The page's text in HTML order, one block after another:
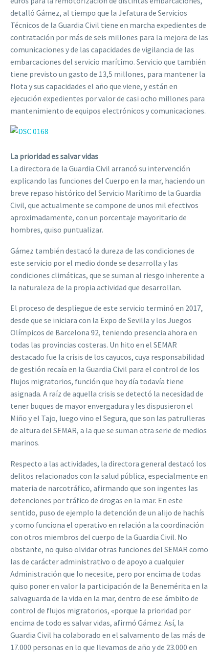
detalló Gámez, al tiempo que la Jefatura de Servicios
Técnicos de la Guardia Civil tiene en marcha expedientes de
contratación por más de seis millones para la mejora de las
comunicaciones y de las capacidades de vigilancia de las
embarcaciones del servicio marítimo. Servicio que también
tiene previsto un gasto de 13,5 millones, para mantener la
flota y sus capacidades el año que viene, y están en
ejecución expedientes por valor de casi ocho millones para
mantenimiento de equipos electrónicos y comunicaciones.
La prioridad es salvar vidas
La directora de la Guardia Civil arrancó su intervención
explicando las funciones del Cuerpo en la mar, haciendo un
breve repaso histórico del Servicio Marítimo de la Guardia
Civil, que actualmente se compone de unos mil efectivos
aproximadamente, con un porcentaje mayoritario de
hombres, quiso puntualizar.
Gámez también destacó la dureza de las condiciones de
este servicio por el medio donde se desarrolla y las
condiciones climáticas, que se suman al riesgo inherente a
la naturaleza de la propia actividad que desarrollan.
El proceso de despliegue de este servicio terminó en 2017,
desde que se iniciara con la Expo de Sevilla y los Juegos
Olímpicos de Barcelona 92, teniendo presencia ahora en
todas las provincias costeras. Un hito en el SEMAR
destacado fue la crisis de los cayucos, cuya responsabilidad
de gestión recaía en la Guardia Civil para el control de los
flujos migratorios, función que hoy día todavía tiene
asignada. A raíz de aquella crisis se detectó la necesidad de
tener buques de mayor envergadura y les dispusieron el
Miño y el Tajo, luego vino el Segura, que son las patrulleras
de altura del SEMAR, a la que se suman otra serie de medios
marinos.
Respecto a las actividades, la directora general destacó los
delitos relacionados con la salud pública, especialmente en
materia de narcotráfico, afirmando que son ingentes las
detenciones por tráfico de drogas en la mar. En este
sentido, puso de ejemplo la detención de un alijo de hachís
y como funciona el operativo en relación a la coordinación
con otros miembros del cuerpo de la Guardia Civil. No
obstante, no quiso olvidar otras funciones del SEMAR como
las de carácter administrativo o de apoyo a cualquier
Administración que lo necesite, pero por encima de todas
quiso poner en valor la participación de la Benemérita en la
salvaguarda de la vida en la mar, dentro de ese ámbito de
control de flujos migratorios, «porque la prioridad por
encima de todo es salvar vidas, afirmó Gámez. Así, la
Guardia Civil ha colaborado en el salvamento de las más de
17.000 personas en lo que llevamos de año y de 23.000 en